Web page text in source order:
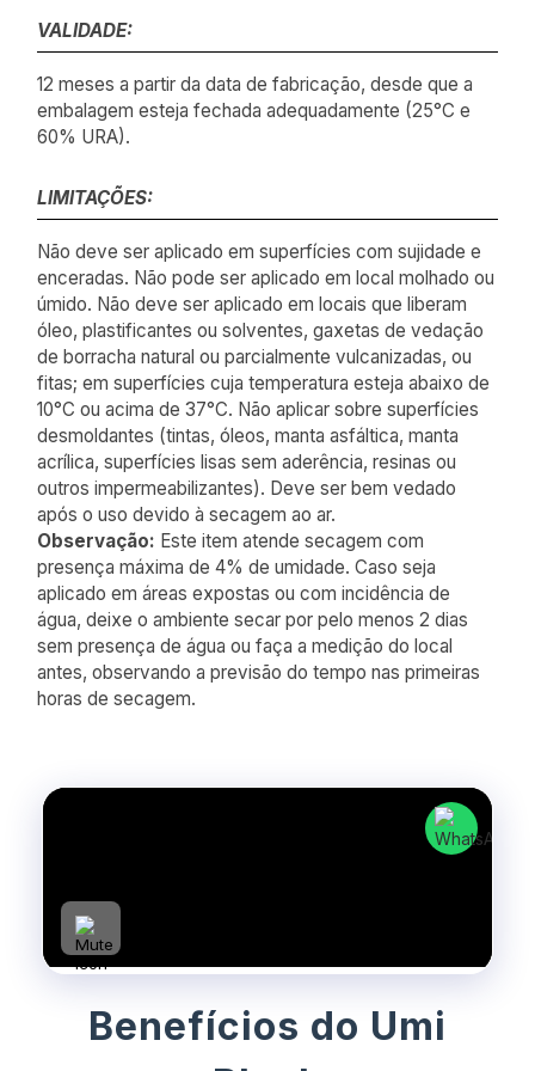
VALIDADE:
12 meses a partir da data de fabricação, desde que a
embalagem esteja fechada adequadamente (25°C e
60% URA).
LIMITAÇÕES:
Não deve ser aplicado em superfícies com sujidade e
enceradas. Não pode ser aplicado em local molhado ou
úmido. Não deve ser aplicado em locais que liberam
óleo, plastificantes ou solventes, gaxetas de vedação
de borracha natural ou parcialmente vulcanizadas, ou
fitas; em superfícies cuja temperatura esteja abaixo de
10°C ou acima de 37°C. Não aplicar sobre superfícies
desmoldantes (tintas, óleos, manta asfáltica, manta
acrílica, superfícies lisas sem aderência, resinas ou
outros impermeabilizantes). Deve ser bem vedado
após o uso devido à secagem ao ar.
Observação: Este item atende secagem com
presença máxima de 4% de umidade. Caso seja
aplicado em áreas expostas ou com incidência de
água, deixe o ambiente secar por pelo menos 2 dias
sem presença de água ou faça a medição do local
antes, observando a previsão do tempo nas primeiras
horas de secagem.
Benefícios do Umi